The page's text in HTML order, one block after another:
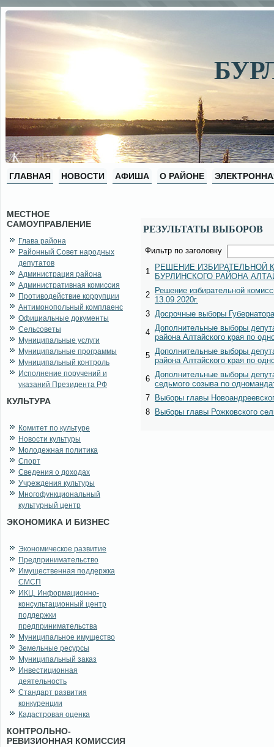
ГЛАВНАЯ НОВОСТИ АФИША О РАЙОНЕ
МЕСТНОЕ
САМОУПРАВЛЕНИЕ
Глава района
Районный Совет народных
депутатов
Администрация района
Административная комиссия
Противодействие коррупции
Антимонопольный комплаенс
Официальные документы
Сельсоветы
Муниципальные услуги
Муниципальные программы
Муниципальный контроль
Исполнение поручений и
указаний Президента РФ
КУЛЬТУРА
Комитет по культуре
Новости культуры
Молодежная политика
Спорт
Сведения о доходах
Учреждения культуры
Многофункциональный
культурный центр
ЭКОНОМИКА И БИЗНЕС
Экономическое развитие
Предпринимательство
Имущественная поддержка
СМСП
ИКЦ. Информационно-
консультационный центр
поддержки
предпринимательства
Муниципальное имущество
Земельные ресурсы
Муниципальный заказ
Инвестиционная
деятельность
Стандарт развития
конкуренции
Кадастровая оценка
КОНТРОЛЬНО-
РЕВИЗИОННАЯ КОМИССИЯ
РЕЗУЛЬТАТЫ ВЫБОРОВ
Фильтр по заголовку
1
РЕШЕНИЕ ИЗБИРАТЕЛЬНОЙ
БУРЛИНСКОГО РАЙОНА
2
Решение избирательной
13.09.2020г.
3 Досрочные выборы
4 Дополнительные выборы
района Алтайского края по
5 Дополнительные выборы
района Алтайского края по
6 Дополнительные выборы
седьмого созыва по
7
Выборы главы
8
Выборы главы Рожковского